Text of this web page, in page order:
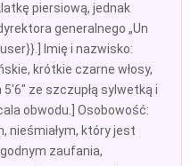
piersiową, jednak
generalnego „Un
Imię i nazwisko:
krótkie czarne włosy,
ze szczupłą sylwetką i
obwodu.] Osobowość:
nieśmiałym, który jest
zaufania,